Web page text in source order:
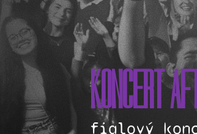
KONCERT
fialový